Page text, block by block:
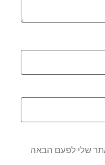
שלי לפעם הבאה